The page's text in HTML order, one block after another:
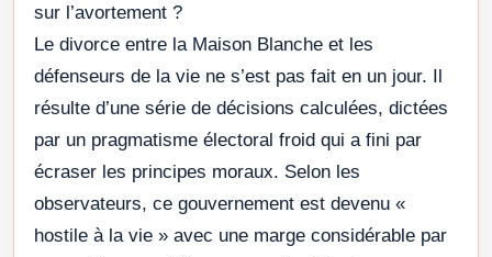
sur l’avortement ?
Le divorce entre la Maison Blanche et les
défenseurs de la vie ne s’est pas fait en un jour. Il
résulte d’une série de décisions calculées, dictées
par un pragmatisme électoral froid qui a fini par
écraser les principes moraux. Selon les
observateurs, ce gouvernement est devenu «
hostile à la vie » avec une marge considérable par